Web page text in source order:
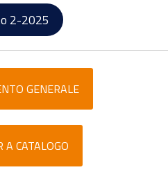
2-2025
GENERALE
A CATALOGO